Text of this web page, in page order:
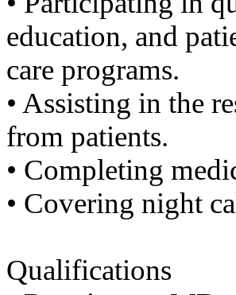
아
기
프
후
기
대
후
비
웹
education, and
care programs.
•​ ​Assisting in the
from patients.
•​ ​Completing
•​ ​Covering night
Qualifications